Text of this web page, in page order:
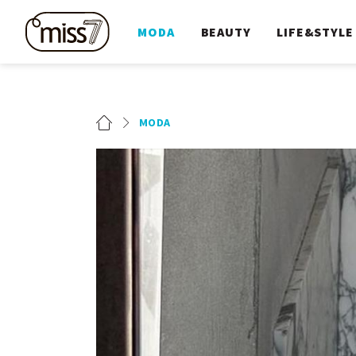
MODA BEAUTY LIFE&STYLE
MODA